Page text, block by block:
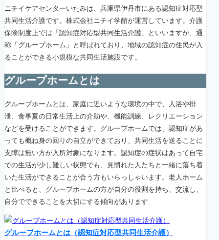
ニチイケアセンターいたみは、兵庫県伊丹市にある認知症対応型
共同生活介護です。株式会社ニチイ学館が運営しています。介護
保険制度上では「認知症対応型共同生活介護」といいますが、通
称「グループホーム」と呼ばれており、地域の認知症の住民が入
ることができる小規模な共同生活施設です。
グループホームとは
グループホームとは、家庭に近いような環境の中で、入浴や排
泄、食事夏の日常生活上の介助や、機能訓練、レクリエーション
などを受けることができます。グループホームでは、認知症があ
っても概ね身の回りの自立ができており、共同生活を送ることに
支障は無い方が入所対象になります。認知症の症状はあって自宅
での生活が少し難しい状態でも、見慣れた人たちと一緒に落ち着
いた生活ができることが合う方もいらっしゃいます。老人ホーム
と比べると、グループホームの方が自分の役割を持ち、交流し、
自分でできることを大切にする傾向があります
グループホームとは（認知症対応型共同生活介護）